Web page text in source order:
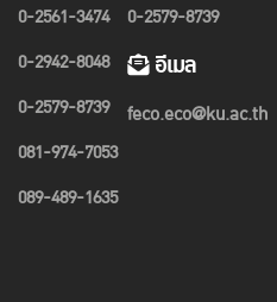
0-2561-3474
0-2942-8048
0-2579-8739
081-974-7053
089-489-1635
0-2579-8739
อีเมล
feco.eco@ku.ac.th